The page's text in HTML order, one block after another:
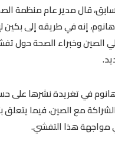
قال مدير عام منظمة
إنه في طريقه إلى بكين
الصين وخبراء الصحة حول
في تغريدة نشرها على
الشراكة مع الصين، فيما
مواجهة هذا التفشي.